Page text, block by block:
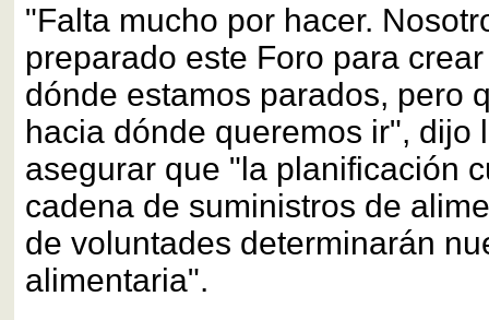
"Falta mucho por hacer.
preparado este Foro para
dónde estamos parados, pero
hacia dónde queremos ir", dijo
asegurar que "la planificación
cadena de suministros de
de voluntades determinarán
alimentaria".